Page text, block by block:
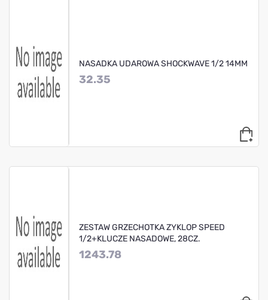
NASADKA UDAROWA SHOCKWAVE 1/2 14MM
32.35
ZESTAW GRZECHOTKA ZYKLOP SPEED
1/2+KLUCZE NASADOWE, 28CZ.
1243.78